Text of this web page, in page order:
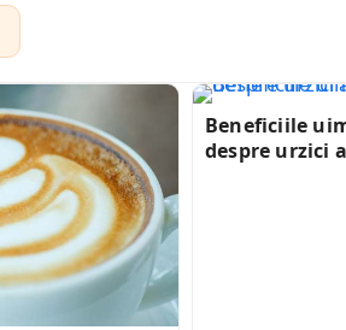
Beneficiile
despre urzici